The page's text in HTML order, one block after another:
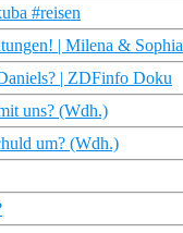
#reisen
| Milena & Sophia
| ZDFinfo Doku
uns? (Wdh.)
um? (Wdh.)